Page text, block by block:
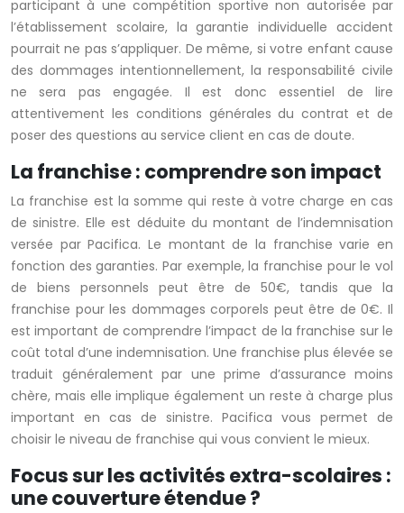
participant à une compétition sportive non autorisée par
l’établissement scolaire, la garantie individuelle accident
pourrait ne pas s’appliquer. De même, si votre enfant cause
des dommages intentionnellement, la responsabilité civile
ne sera pas engagée. Il est donc essentiel de lire
attentivement les conditions générales du contrat et de
poser des questions au service client en cas de doute.
La franchise : comprendre son impact
La franchise est la somme qui reste à votre charge en cas
de sinistre. Elle est déduite du montant de l’indemnisation
versée par Pacifica. Le montant de la franchise varie en
fonction des garanties. Par exemple, la franchise pour le vol
de biens personnels peut être de 50€, tandis que la
franchise pour les dommages corporels peut être de 0€. Il
est important de comprendre l’impact de la franchise sur le
coût total d’une indemnisation. Une franchise plus élevée se
traduit généralement par une prime d’assurance moins
chère, mais elle implique également un reste à charge plus
important en cas de sinistre. Pacifica vous permet de
choisir le niveau de franchise qui vous convient le mieux.
Focus sur les activités extra-scolaires :
une couverture étendue ?